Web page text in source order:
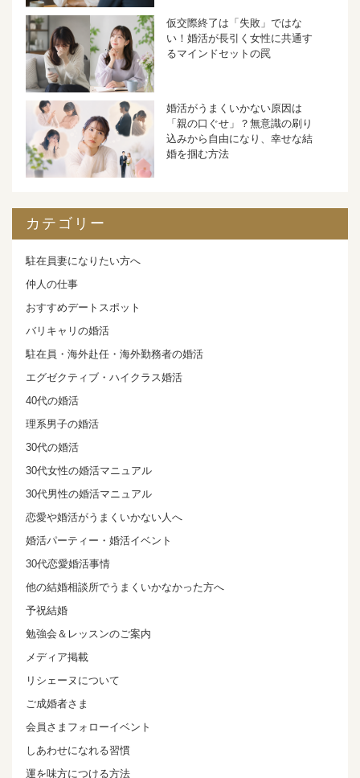
仮交際終了は「失敗」ではな
い！婚活が長引く女性に共通す
るマインドセットの罠
婚活がうまくいかない原因は
「親の口ぐせ」？無意識の刷り
込みから自由になり、幸せな結
婚を掴む方法
カテゴリー
駐在員妻になりたい方へ
仲人の仕事
おすすめデートスポット
バリキャリの婚活
駐在員・海外赴任・海外勤務者の婚活
エグゼクティブ・ハイクラス婚活
40代の婚活
理系男子の婚活
30代の婚活
30代女性の婚活マニュアル
30代男性の婚活マニュアル
恋愛や婚活がうまくいかない人へ
婚活パーティー・婚活イベント
30代恋愛婚活事情
他の結婚相談所でうまくいかなかった方へ
予祝結婚
勉強会＆レッスンのご案内
メディア掲載
リシェーヌについて
ご成婚者さま
会員さまフォローイベント
しあわせになれる習慣
運を味方につける方法